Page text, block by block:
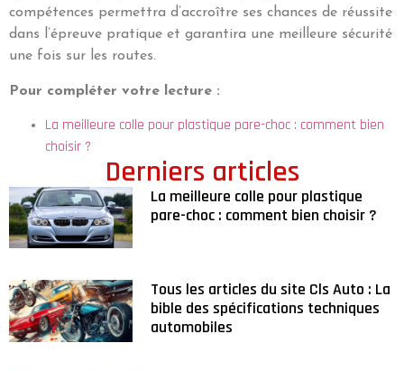
Derniers articles
La meilleure colle pour plastique
pare-choc : comment bien choisir ?
Tous les articles du site Cls Auto : La
bible des spécifications techniques
automobiles
compétences permettra d’accroître ses chances de réussite
dans l’épreuve pratique et garantira une meilleure sécurité
une fois sur les routes.
Pour compléter votre lecture :
La meilleure colle pour plastique pare-choc : comment bien
choisir ?